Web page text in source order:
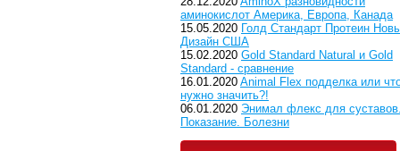
аминокислот Америка, Европа, Канада
15.05.2020 Голд Стандарт Протеин
Дизайн США
15.02.2020 Gold Standard Natural и Gold
Standard - сравнение
16.01.2020 Animal Flex подделка или
нужно значить?!
06.01.2020 Энимал флекс для суставов.
Показание. Болезни